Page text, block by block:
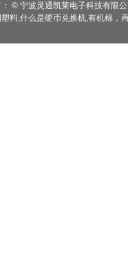
© 宁波灵通凯莱电子科技有限
料,什么是硬币兑换机,有机棉，